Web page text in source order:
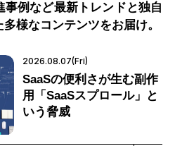
例など最新トレンドと独自
様なコンテンツをお届け。
2026.08.07(Fri)
SaaSの便利さが生む副作
用「SaaSスプロール」と
いう脅威